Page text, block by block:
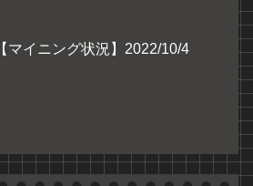
【マイニング状況】2022/10/4